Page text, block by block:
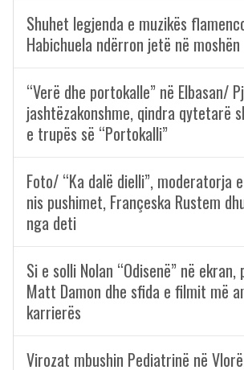
Shuhet legjenda e muzikës
Habichuela ndërron jetë në
“Verë dhe portokalle” në Elbasan/
jashtëzakonshme, qindra qytetarë
e trupës së “Portokalli”
Foto/ “Ka dalë dielli”, moderatorja
nis pushimet, Françeska Rustem
nga deti
Si e solli Nolan “Odisenë” në ekran,
Matt Damon dhe sfida e filmit më
karrierës
Virozat mbushin Pediatrinë në